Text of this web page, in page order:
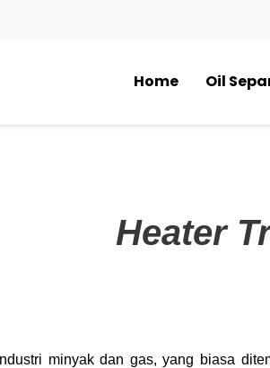
Home Oil
Heater
minyak dan gas, yang biasa